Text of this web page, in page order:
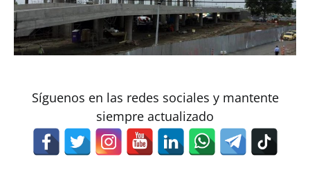
Síguenos en las redes sociales y mantente
siempre actualizado